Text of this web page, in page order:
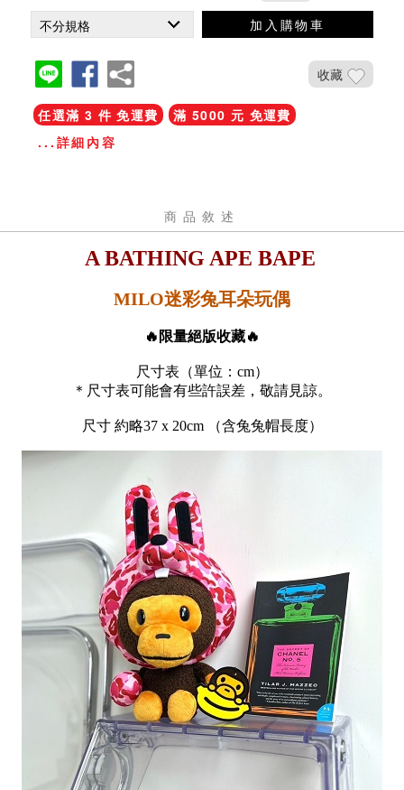
加入購物車
收藏
任選滿 3 件 免運費
滿 5000 元 免運費
...詳細內容
商品敘述